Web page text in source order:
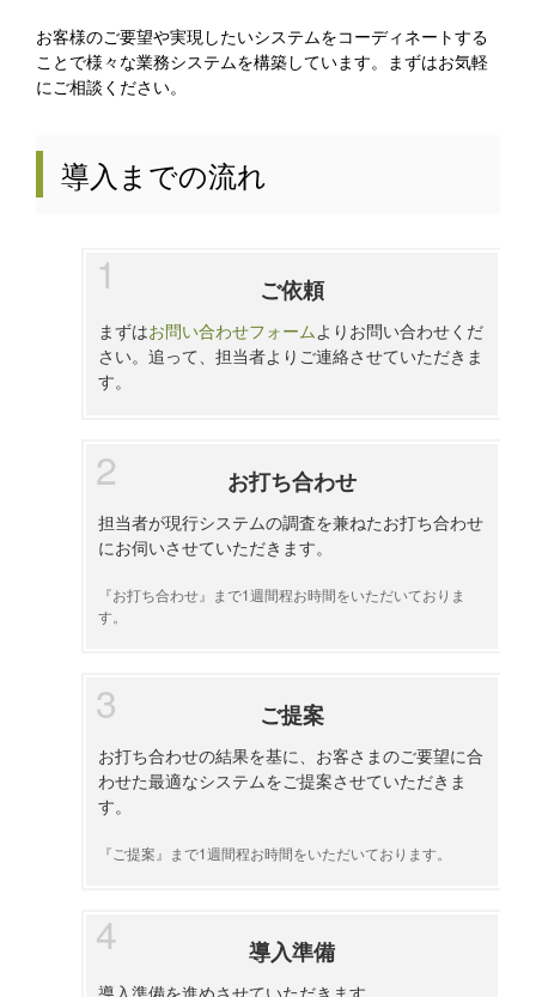
お客様のご要望や実現したいシステムをコーディネートする
ことで様々な業務システムを構築しています。まずはお気軽
にご相談ください。
導入までの流れ
ご依頼
まずはお問い合わせフォーム よりお問い合わせくだ
さい。追って、担当者よりご連絡させていただきま
す。
お打ち合わせ
担当者が現行システムの調査を兼ねたお打ち合わせ
にお伺いさせていただきます。
『お打ち合わせ』まで1週間程お時間をいただいておりま
す。
ご提案
お打ち合わせの結果を基に、お客さまのご要望に合
わせた最適なシステムをご提案させていただきま
す。
『ご提案』まで1週間程お時間をいただいております。
導入準備
導入準備を進めさせていただきます。